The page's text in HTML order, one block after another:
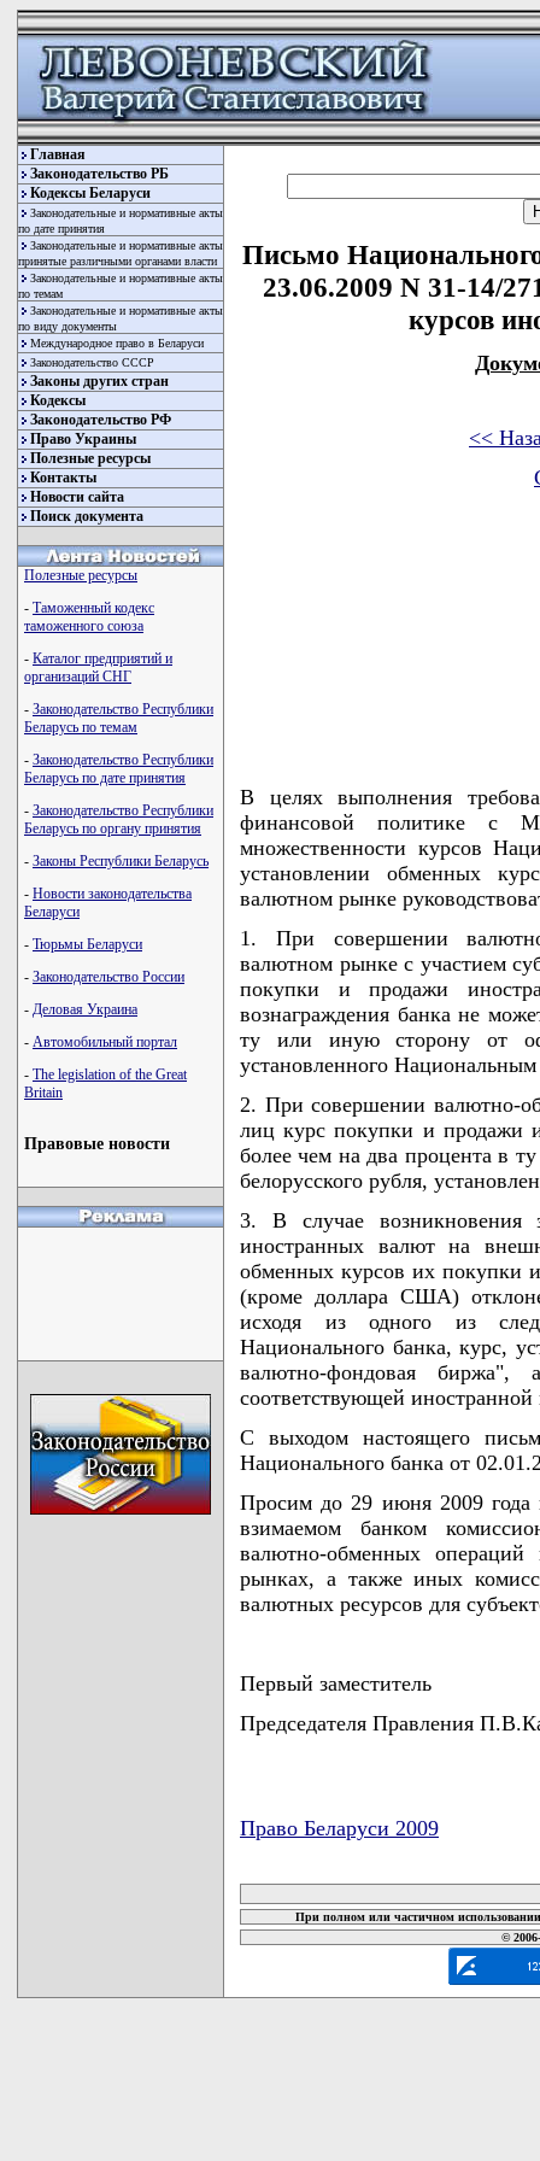
Главная
Законодательство РБ
Кодексы Беларуси
Законодательные и нормативные акты
по дате принятия
Законодательные и нормативные акты
принятые различными органами власти
Законодательные и нормативные акты
по темам
Законодательные и нормативные акты
по виду документы
Международное право в Беларуси
Законодательство СССР
Законы других стран
Кодексы
Законодательство РФ
Право Украины
Полезные ресурсы
Контакты
Новости сайта
Поиск документа
Полезные ресурсы
- Таможенный кодекс
таможенного союза
- Каталог предприятий и
организаций СНГ
- Законодательство Республики
Беларусь по темам
- Законодательство Республики
Беларусь по дате принятия
- Законодательство Республики
Беларусь по органу принятия
- Законы Республики Беларусь
- Новости законодательства
Беларуси
- Тюрьмы Беларуси
- Законодательство России
- Деловая Украина
- Автомобильный портал
- The legislation of the Great
Britain
Правовые новости
Письмо
23.06.2009 N 31-14/
курсов
<<
В целях выполнения
финансовой политике с
множественности курсов
установлении обменных
валютном рынке
1. При совершении
валютном рынке с участием
покупки и продажи
вознаграждения банка не
ту или иную сторону от
установленного
2. При совершении валютно-
лиц курс покупки и продажи
более чем на два процента в
белорусского рубля,
3. В случае возникновения
иностранных валют на
обменных курсов их покупки
(кроме доллара США)
исходя из одного из
Национального банка, курс,
валютно-фондовая
соответствующей
С выходом настоящего
Национального банка от
Просим до 29 июня 2009 года
взимаемом банком
валютно-обменных
рынках, а также иных
валютных ресурсов для
Первый заместитель
Председателя Правления
Право Беларуси 2009
При полном или частичном
©